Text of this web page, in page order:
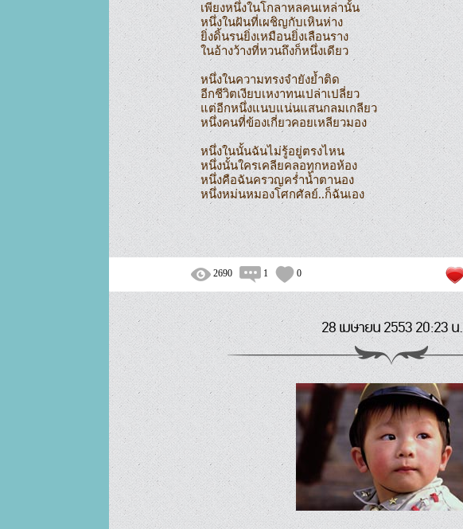
เพียงหนึ่งในโกลาหลคนเหล่านั้น
หนึ่งในฝันที่เผชิญกับเหินห่าง
ยิ่งดิ้นรนยิ่งเหมือนยิ่งเลือนราง
ในอ้างว้างที่หวนถึงก็หนึ่งเดียว
หนึ่งในความทรงจำยังย้ำติด
อีกชีวิตเงียบเหงาทนเปล่าเปลี่ยว
แต่อีกหนึ่งแนบแน่นแสนกลมเกลียว
หนึ่งคนที่ข้องเกี่ยวคอยเหลียวมอง
หนึ่งในนั้นฉันไม่รู้อยู่ตรงไหน
หนึ่งนั้นใครเคลียคลอทุกหอห้อง
หนึ่งคือฉันครวญคร่ำน้ำตานอง
หนึ่งหม่นหมองโศกศัลย์..ก็ฉันเอง
2690 1 0
28 เมษายน 2553 20:23 น.